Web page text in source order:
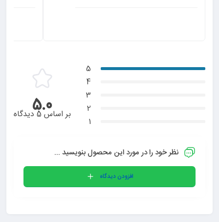
5
4
3
2
1
5.0بر اساس 5 دیدگاه
نظر خود را در مورد این محصول بنویسید ...
افزودن دیدگاه